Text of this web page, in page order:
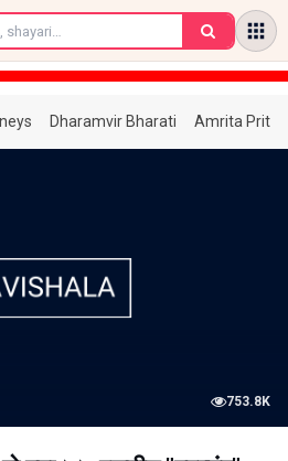
Dharamvir Bharati Amrita
753.8K